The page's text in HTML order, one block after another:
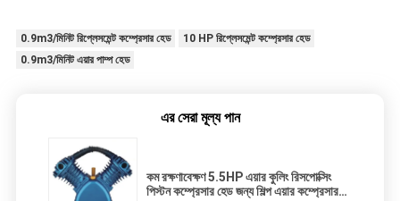
0.9m3/মিনিট রিপ্লেসমেন্ট কম্প্রেসার হেড
10 HP রিপ্লেসমেন্ট কম্প্রেসার হেড
0.9m3/মিনিট এয়ার পাম্প হেড
এর সেরা মূল্য পান
কম রক্ষণাবেক্ষণ 5.5HP এয়ার কুলিং রিসপোক্সিং
পিস্টন কম্প্রেসার হেড জন্য শিল্প এয়ার কম্প্রেসার